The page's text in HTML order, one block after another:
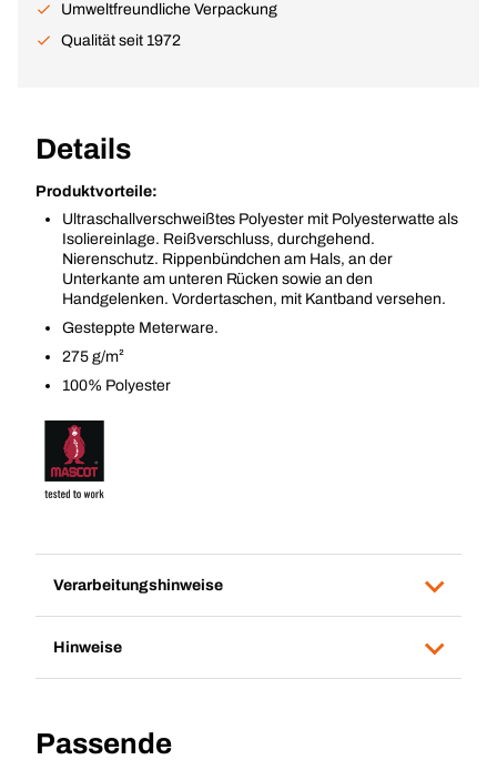
Umweltfreundliche Verpackung
Qualität seit 1972
Details
Produktvorteile:
Ultraschallverschweißtes Polyester mit Polyesterwatte als
Isoliereinlage. Reißverschluss, durchgehend.
Nierenschutz. Rippenbündchen am Hals, an der
Unterkante am unteren Rücken sowie an den
Handgelenken. Vordertaschen, mit Kantband versehen.
Gesteppte Meterware.
275 g/m²
100% Polyester
Verarbeitungshinweise
Hinweise
Passende